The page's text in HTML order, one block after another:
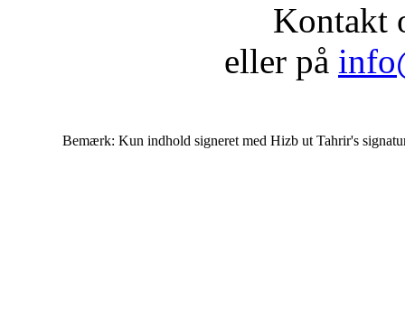
Kontakt
eller på
Bemærk: Kun indhold signeret med Hizb ut Tahrir's